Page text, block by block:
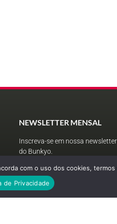
NEWSLETTER MENSAL
Inscreva-se em nossa
do Bunkyo.
com o uso dos cookies,
de Privacidade